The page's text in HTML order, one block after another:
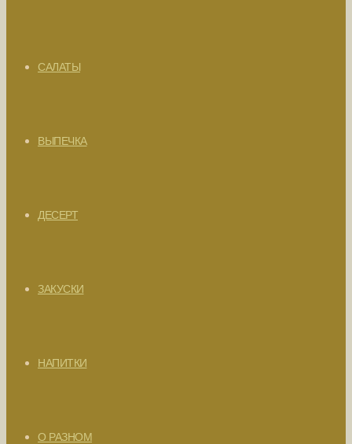
САЛАТЫ
ВЫПЕЧКА
ДЕСЕРТ
ЗАКУСКИ
НАПИТКИ
О РАЗНОМ